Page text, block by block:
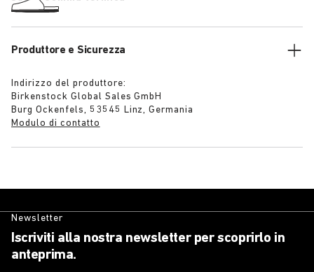
Produttore e Sicurezza
Indirizzo del produttore:
Birkenstock Global Sales GmbH
Burg Ockenfels, 53545 Linz, Germania
Modulo di contatto
Newsletter
Iscriviti alla nostra newsletter per scoprirlo in
anteprima.